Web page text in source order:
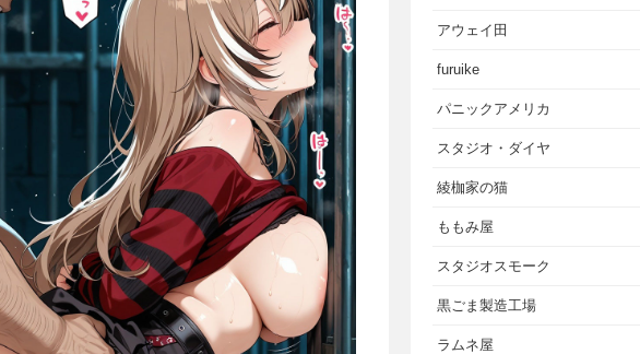
アウェイ田
furuike
パニックアメリカ
スタジオ・ダイヤ
綾枷家の猫
ももみ屋
スタジオスモーク
黒ごま製造工場
ラムネ屋